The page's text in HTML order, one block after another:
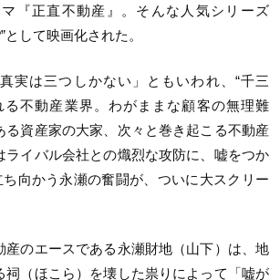
『正直不動産』。そんな人気シリーズ
として映画化された。
実は三つしかない」ともいわれ、“千三
る不動産業界。わがままな顧客の無理難
る資産家の大家、次々と巻き起こる不動産
ライバル会社との熾烈な攻防に、嘘をつか
ち向かう永瀬の奮闘が、ついに大スクリー
産のエースである永瀬財地（山下）は、地
祠（ほこら）を壊した祟りによって「嘘が